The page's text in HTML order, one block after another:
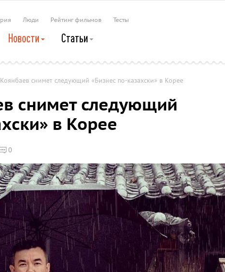
Люди Рейтинг фильмов Тесты
Новости Статьи
снимет следующий «Бизнес по-казахски» в Корее
снимет следующий
в Корее
0